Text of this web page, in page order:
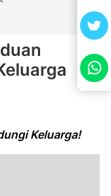
Keluarga!